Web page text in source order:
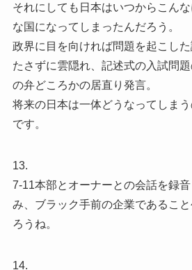
それにしても日本はいつからこん
な国になってしまったんだろう。
政界に目を向ければ問題を起こし
たさずに雲隠れ、記述式の入試問
の弁どころかの居直り発言。
将来の日本は一体どうなってしま
です。
13.
7-11本部とオーナーとの会話を録
み、ブラック手前の企業であるこ
ろうね。
14.